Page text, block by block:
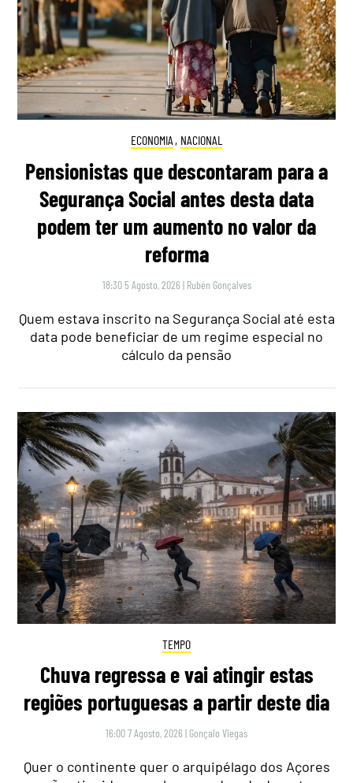
ECONOMIA , NACIONAL
Pensionistas que descontaram para a
Segurança Social antes desta data
podem ter um aumento no valor da
reforma
18:30 5 Agosto, 2026 | Rubén Gonçalves
Quem estava inscrito na Segurança Social até esta
data pode beneficiar de um regime especial no
cálculo da pensão
TEMPO
Chuva regressa e vai atingir estas
regiões portuguesas a partir deste dia
16:00 7 Agosto, 2026 | Gonçalo Viegas
Quer o continente quer o arquipélago dos Açores